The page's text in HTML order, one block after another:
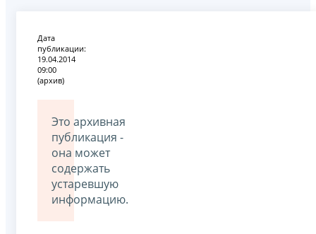
Дата
публикации:
19.04.2014
09:00
(архив)
Это архивная
публикация -
она может
содержать
устаревшую
информацию.